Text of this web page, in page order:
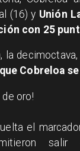
(16) y Unión
con 25
la
Cobreloa
de oro!
el